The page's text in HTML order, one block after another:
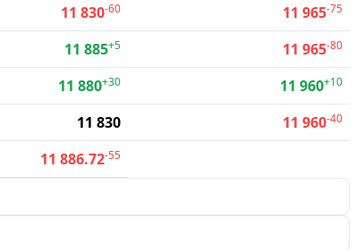
11 830-60 11 965-75
11 885+5 11 965-80
11 880+30 11 960+10
11 830 11 960-40
11 886.72-55